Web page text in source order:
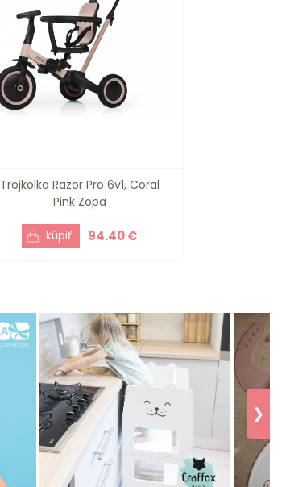
Trojkolka Razor Pro 6v1, Coral
Pink Zopa
94.40 €
❯